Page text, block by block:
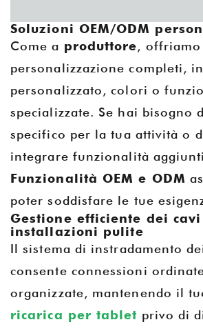
Soluzioni OEM/ODM
Come a produttore,
personalizzazione completi,
personalizzato, colori o
specializzate. Se hai bisogno
specifico per la tua attività o
integrare funzionalità
Funzionalità OEM e ODM
poter soddisfare le tue
Gestione efficiente dei
installazioni pulite
Il sistema di instradamento
consente connessioni
organizzate, mantenendo il
ricarica per tablet privo di